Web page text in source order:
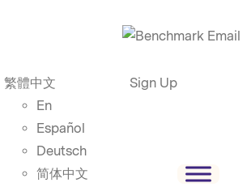
繁體中文
En
Español
Deutsch
简体中文
Sign Up